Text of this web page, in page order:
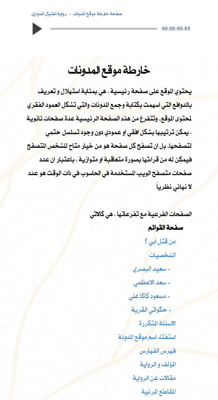
رواية اغتيال المدونين
صفحة خارطة موقع المدونات
00:00/05:03
خارطة موقع المدونات
يحتوي الموقع على صفحة رئيسية ، هي بمثابة استهلال و تعريف
بالدوافع التي اسهمت بكتابة وجمع المدونات والتي تشكل العمود الفقري
لمحتوى الموقع. وتتفرع من هذه الصفحة الرئيسية عدة صفحات ثانوية
، يمكن ترتيبها بشكل افقي او عمودي دون وجود تسلسل حتمي
لتصفحها. بل ان تصفح كل صفحة هو من خيار متاح للشخص المتصفح
فيمكن له من قراءتها بصورة متعاقبة او متوازية ، باعتبار ان عدد
صفحات متصفح الويب المستخدمة في الحاسوب في ذات الوقت هو عدد
لا نهائي نظرياً
الصفحات الفرعية مع تفرعاتها ، هي كالاتي
صفحة القوائم
من قتل أبي ؟
الشخصيات
سعيد البصري -
سعد الاعظمي -
مسعود كاكا علي -
حكواتي القرية -
الاسئلة المتكررة
استفتاء اسم موقع المدونة
فهرس الفهارس
المؤلف و الرواية
مقالات عن الرواية
المقاطع المرئية